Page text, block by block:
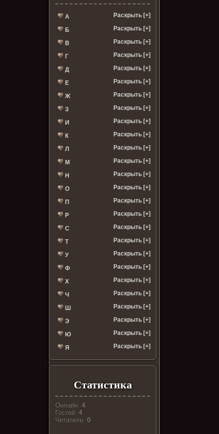
А Раскрыть [+]
Б Раскрыть [+]
В Раскрыть [+]
Г Раскрыть [+]
Д Раскрыть [+]
Е Раскрыть [+]
Ж Раскрыть [+]
З Раскрыть [+]
И Раскрыть [+]
К Раскрыть [+]
Л Раскрыть [+]
М Раскрыть [+]
Н Раскрыть [+]
О Раскрыть [+]
П Раскрыть [+]
Р Раскрыть [+]
С Раскрыть [+]
Т Раскрыть [+]
У Раскрыть [+]
Ф Раскрыть [+]
Х Раскрыть [+]
Ч Раскрыть [+]
Ш Раскрыть [+]
Э Раскрыть [+]
Ю Раскрыть [+]
Я Раскрыть [+]
Статистика
Онлайн:4
Гостей:4
Читатели:0